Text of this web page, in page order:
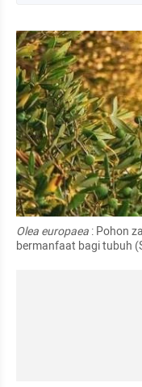
Olea europaea : Pohon
bermanfaat bagi tubuh